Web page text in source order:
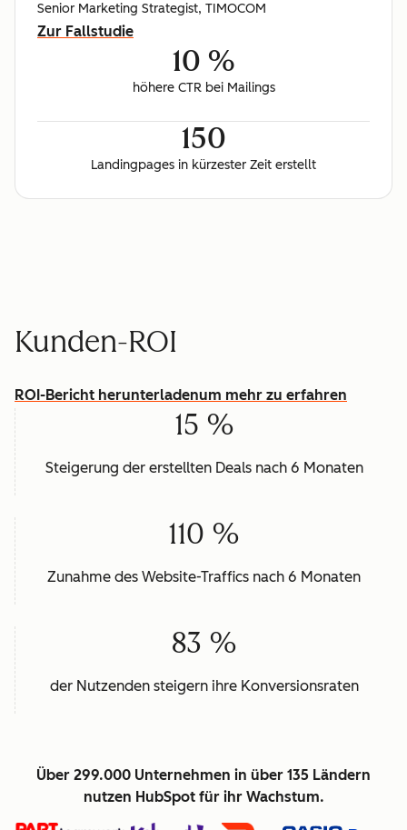
Senior Marketing Strategist, TIMOCOM
Zur Fallstudie
10 %
höhere CTR bei Mailings
150
Landingpages in kürzester Zeit erstellt
Kunden-ROI
ROI-Bericht herunterladenum mehr zu erfahren
15 %
Steigerung der erstellten Deals nach 6 Monaten
110 %
Zunahme des Website-Traffics nach 6 Monaten
83 %
der Nutzenden steigern ihre Konversionsraten
Über 299.000 Unternehmen in über 135 Ländern
nutzen HubSpot für ihr Wachstum.